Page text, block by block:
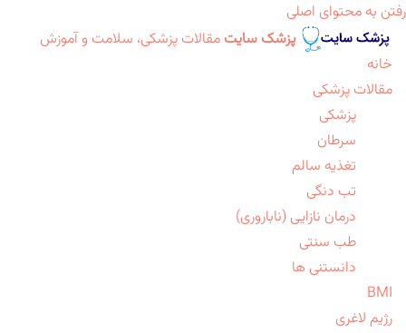
رفتن به محتوای اصلی
پزشک سایت مقالات پزشکی، سلامت و آموزش
خانه
مقالات پزشکی
پزشکی
سرطان
تغذیه سالم
تب دنگی
درمان نازایی (ناباروری)
طب سنتی
دانستنی ها
BMI
رژیم لاغری